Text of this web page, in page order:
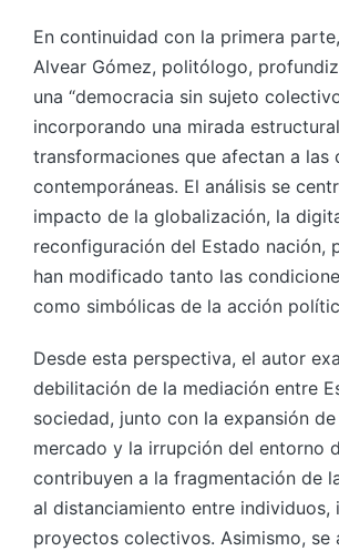
En continuidad con la primera
Alvear Gómez, politólogo,
una “democracia sin sujeto
incorporando una mirada
transformaciones que afectan a las
contemporáneas. El análisis se
impacto de la globalización, la
reconfiguración del Estado nación,
han modificado tanto las
como simbólicas de la acción
Desde esta perspectiva, el autor
debilitación de la mediación entre
sociedad, junto con la expansión
mercado y la irrupción del entorno
contribuyen a la fragmentación de
al distanciamiento entre individuos,
proyectos colectivos. Asimismo, se